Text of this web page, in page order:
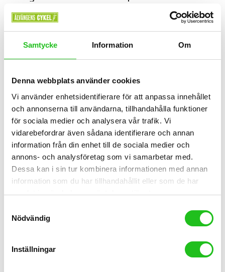
Samtycke Information Om
Denna webbplats använder cookies
Vi använder enhetsidentifierare för att anpassa innehållet
och annonserna till användarna, tillhandahålla funktioner
för sociala medier och analysera vår trafik. Vi
vidarebefordrar även sådana identifierare och annan
information från din enhet till de sociala medier och
annons- och analysföretag som vi samarbetar med.
Dessa kan i sin tur kombinera informationen med annan
information som du har tillhandahållit eller som de har
samlat in när du har använt deras tjänster.
Nödvändig
Inställningar
1 199,00kr
OXFORD Light UltraTorch ST 500 Framlampa 500 L